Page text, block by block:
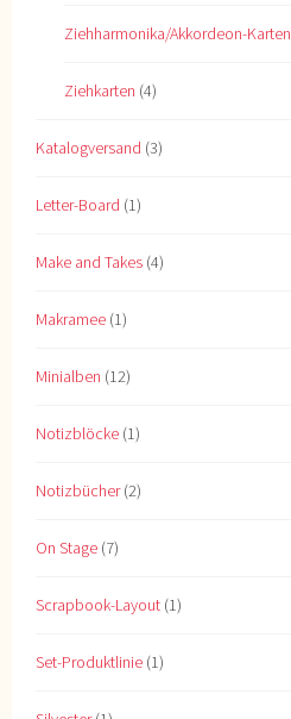
Ziehharmonika/Akkordeon-Karten
Ziehkarten (4)
Katalogversand (3)
Letter-Board (1)
Make and Takes (4)
Makramee (1)
Minialben (12)
Notizblöcke (1)
Notizbücher(2)
On Stage (7)
Scrapbook-Layout (1)
Set-Produktlinie (1)